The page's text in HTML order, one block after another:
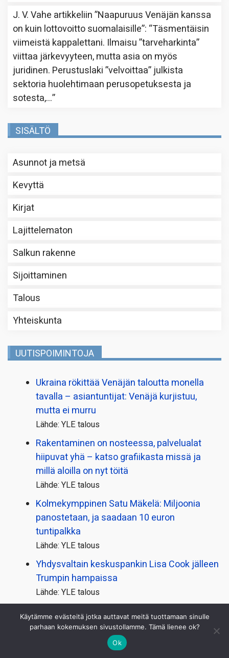
J. V. Vahe artikkeliin”Naapuruus Venäjän kanssa
on kuin lottovoitto suomalaisille”: “Täsmentäisin
viimeistä kappalettani. Ilmaisu ”tarveharkinta”
viittaa järkevyyteen, mutta asia on myös
juridinen. Perustuslaki ”velvoittaa” julkista
sektoria huolehtimaan perusopetuksesta ja
sotesta,…”
SISÄLTÖ
Asunnot ja metsä
Kevyttä
Kirjat
Lajittelematon
Salkun rakenne
Sijoittaminen
Talous
Yhteiskunta
UUTISPOIMINTOJA
Ukraina rökittää Venäjän taloutta monella
tavalla – asiantuntijat: Venäjä kurjistuu,
mutta ei murru
Lähde: YLE talous
Rakentaminen on nosteessa, palvelualat
hiipuvat yhä – katso grafiikasta missä ja
millä aloilla on nyt töitä
Lähde: YLE talous
Kolmekymppinen Satu Mäkelä: Miljoonia
panostetaan, ja saadaan 10 euron
tuntipalkka
Lähde: YLE talous
Yhdysvaltain keskuspankin Lisa Cook jälleen
Trumpin hampaissa
Lähde: YLE talous
Yhdysvaltain työmarkkinoilla yllättävä
käänne: 23 000 työpaikkaa vähemmän
Käytämme evästeitä jotka auttavat meitä tuottamaan sinulle
parhaan kokemuksen sivustollamme. Tämä lienee ok?
Ok